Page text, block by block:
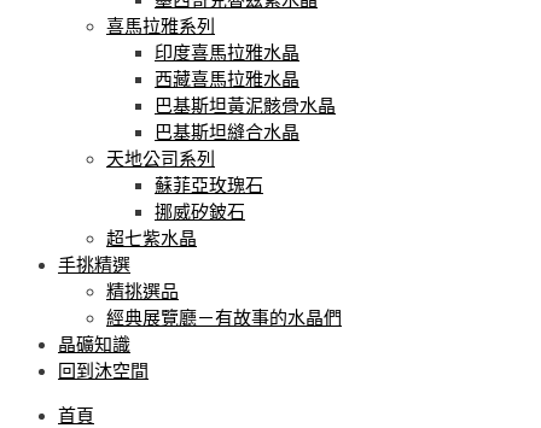
喜馬拉雅系列
印度喜馬拉雅水晶
西藏喜馬拉雅水晶
巴基斯坦黃泥骸骨水晶
巴基斯坦縫合水晶
天地公司系列
蘇菲亞玫瑰石
挪威矽鈹石
超七紫水晶
手挑精選
精挑選品
經典展覽廳－有故事的水晶們
晶礦知識
回到沐空間
首頁